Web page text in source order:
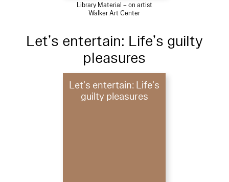
Library Material – on artist
Walker Art Center
Let’s entertain: Life’s guilty
pleasures
Let’s entertain: Life’s
guilty pleasures